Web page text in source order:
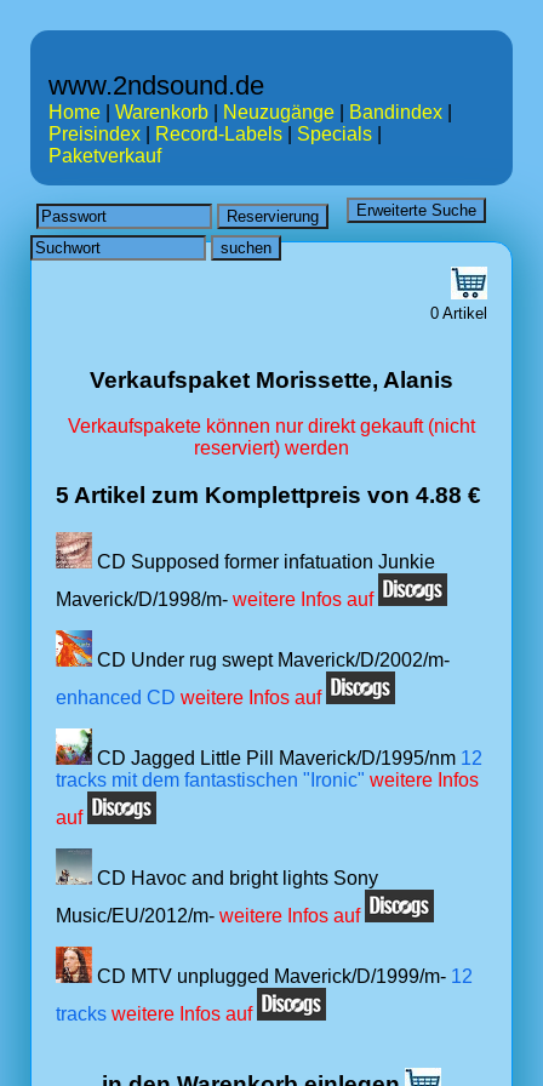
www.2ndsound.de
Home Warenkorb Neuzugänge Bandindex
Preisindex
Record-Labels Specials
Paketverkauf
0 Artikel
Verkaufspaket Morissette, Alanis
Verkaufspakete können nur direkt gekauft (nicht
reserviert) werden
5 Artikel zum Komplettpreis von 4.88 €
CD Supposed former infatuation Junkie
Maverick/D/1998/m- weitere Infos auf
CD Under rug swept Maverick/D/2002/m-
enhanced CD weitere Infos auf
CD Jagged Little Pill Maverick/D/1995/nm 12
tracks mit dem fantastischen "Ironic" weitere Infos
auf
CD Havoc and bright lights Sony
Music/EU/2012/m- weitere Infos auf
CD MTV unplugged Maverick/D/1999/m- 12
tracks weitere Infos auf